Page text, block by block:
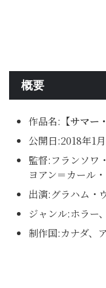
概要
作品名: 【サマー
公開日:2018年1
監督:フランソワ
ヨアン＝カール
出演:グラハム・
ジャンル:ホラー
制作国:カナダ、